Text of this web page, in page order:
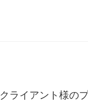
クライアント様の